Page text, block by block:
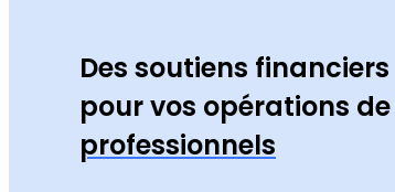
Des soutiens financiers
pour vos opérations
professionnels